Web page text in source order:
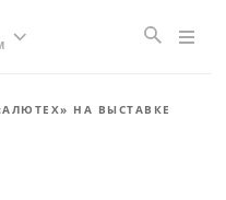
НА ВЫСТАВКЕ